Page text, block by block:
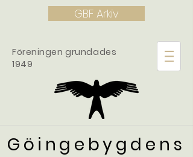
GBF Arkiv
Föreningen grundades
1949
Göingebygdens